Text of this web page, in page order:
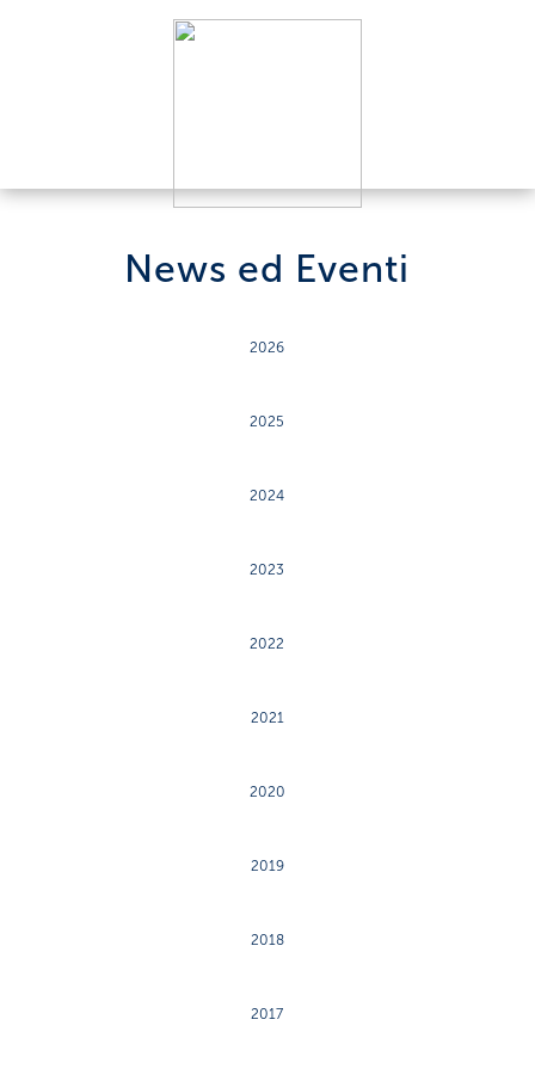
News ed Eventi
2026
2025
2024
2023
2022
2021
2020
2019
2018
2017